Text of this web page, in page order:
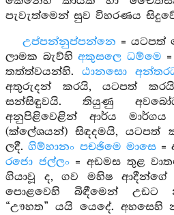
පැවැත්මෙන් සුව විහරණය
උප්පන්නුප්පන්නෙ = යටපත්
ලාමක බැව්හි අකුසලෙ ධම්මෙ
තත්ත්වයන්හි. ඨානසො
අතුරුදන් කරයි, යටපත්
සන්සිඳුවයි. තියුණු
අනුපිළිවෙළින් ආර්ය
(ක්ලේශයන්) සිඳදමයි,
ලදී.ගිම්හානං පචඡිමෙ මාසෙ=
රජො ජල්ලං= අඩමස තුළ
ගියාවූ ද, ගව මහිෂ ආදීන්ගේ
පොළවෙහි බිඳීමෙන් උඩට
“ඌහත” යයි යෙදේ. අහසෙහි